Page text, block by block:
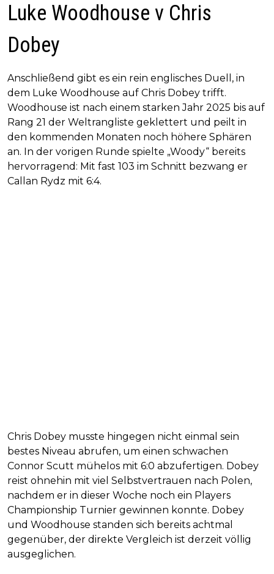
Luke Woodhouse v Chris
Dobey
Anschließend gibt es ein rein englisches Duell, in
dem Luke Woodhouse auf Chris Dobey trifft.
Woodhouse ist nach einem starken Jahr 2025 bis auf
Rang 21 der Weltrangliste geklettert und peilt in
den kommenden Monaten noch höhere Sphären
an. In der vorigen Runde spielte „Woody“ bereits
hervorragend: Mit fast 103 im Schnitt bezwang er
Callan Rydz mit 6:4.
Chris Dobey musste hingegen nicht einmal sein
bestes Niveau abrufen, um einen schwachen
Connor Scutt mühelos mit 6:0 abzufertigen. Dobey
reist ohnehin mit viel Selbstvertrauen nach Polen,
nachdem er in dieser Woche noch ein Players
Championship Turnier gewinnen konnte. Dobey
und Woodhouse standen sich bereits achtmal
gegenüber, der direkte Vergleich ist derzeit völlig
ausgeglichen.